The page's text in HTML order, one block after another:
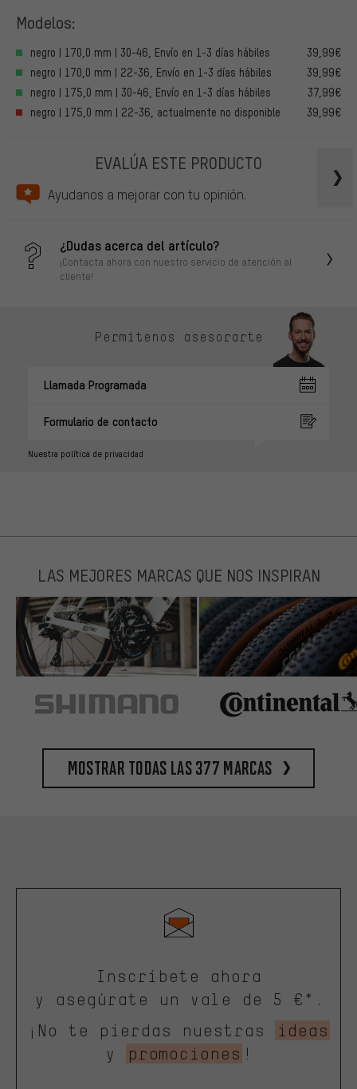
Modelos:
negro | 170,0 mm | 30-46, Envío en 1-3 días hábiles
39,99€
negro | 170,0 mm | 22-36, Envío en 1-3 días hábiles
39,99€
negro | 175,0 mm | 30-46, Envío en 1-3 días hábiles
37,99€
negro | 175,0 mm | 22-36, actualmente no disponible
39,99€
EVALÚA ESTE PRODUCTO
Ayudanos a mejorar con tu opinión.
¿Dudas acerca del artículo?
¡Contacta ahora con nuestro servicio de atención al
cliente!
Permítenos asesorarte
Llamada Programada
Formulario de contacto
Nuestra política de privacidad
LAS MEJORES MARCAS QUE NOS INSPIRAN
Mostrar todas las 377 marcas
Inscríbete ahora
y asegúrate un vale de 5 €*.
¡No te pierdas nuestras
ideas
y
promociones !